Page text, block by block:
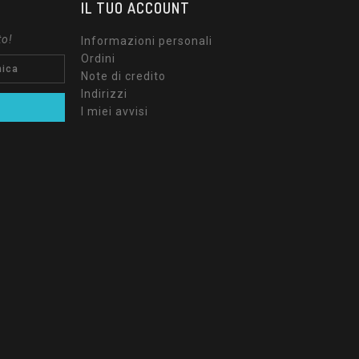
IL TUO ACCOUNT
Informazioni personali
Ordini
Note di credito
Indirizzi
I miei avvisi